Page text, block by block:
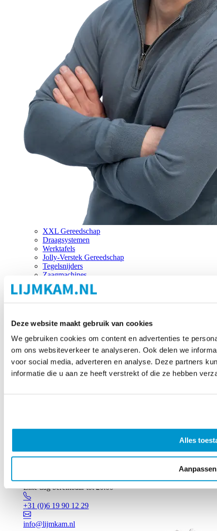
Deze website maakt gebruik van cookies
We gebruiken cookies om content en advertenties te
om ons websiteverkeer te analyseren. Ook delen we
voor social media, adverteren en analyse. Deze partners
informatie die u aan ze heeft verstrekt of die ze hebben
Alles
Aanpassen
XXL Gereedschap
Draagsystemen
Werktafels
Jolly-Verstek Gereedschap
Tegelsnijders
Zaagmachines
Merken
Elke dag bereikbaar tot 20:00
+31 (0)6 19 90 12 29
info@lijmkam.nl